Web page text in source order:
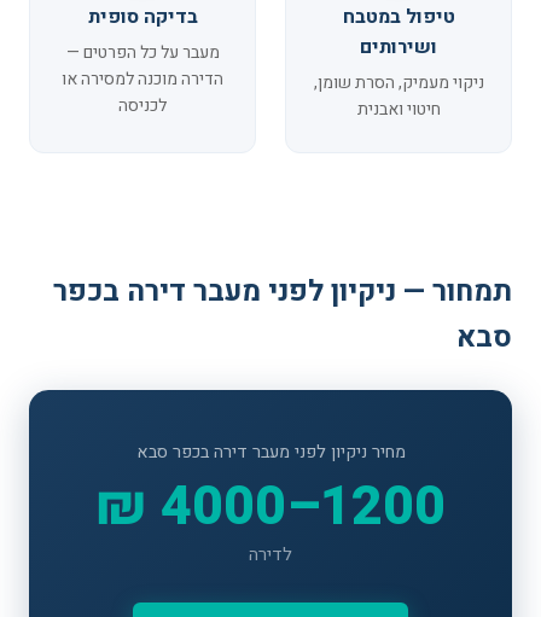
טיפול במטבח
ושירותים
ניקוי מעמיק, הסרת שומן,
חיטוי ואבנית
בדיקה סופית
מעבר על כל הפרטים —
הדירה מוכנה למסירה או
לכניסה
תמחור — ניקיון לפני מעבר דירה בכפר
סבא
מחיר ניקיון לפני מעבר דירה בכפר סבא
1200–4000 ₪
לדירה